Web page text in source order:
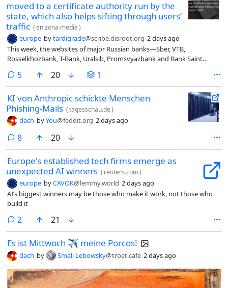
moved to a certificate authority run by the
state, which also helps sifting through users’
traffic (en.zona.media)
europe bytardigrade@scribe.disroot.org 2 days ago
This week, the websites of major Russian banks—Sber, VTB,
Rosselkhozbank, T-Bank, Uralsib, Promsvyazbank and Bank Saint
of Digital Development, Mediazona discovered. Just last week, on July
31, all of them were still using certificates from the Chinese authority
TrustAsia.
5comments
20 1
KI von Anthropic schickte Menschen
Phishing-Mails (tagesschau.de)
dach byYou@feddit.org 2 days ago
8comments
20
Europe's established tech firms emerge as
unexpected AI winners ( reuters.com)
europe byCAVOK@lemmy.world 2 days ago
AI’s biggest winners may be those who make it work, not those who
build it
2 comments
21
Es ist Mittwoch ✈️ meine Porcos!
dach by Small Lebowsky@troet.cafe 2 days ago